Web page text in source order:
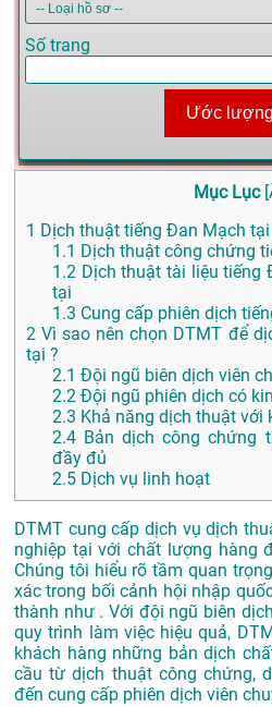
Số trang
Ước
Mục Lục [
1 Dịch thuật tiếng Đan Mạch
1.1 Dịch thuật công chứng
1.2 Dịch thuật tài liệu tiếng
tại
1.3 Cung cấp phiên dịch
2 Vì sao nên chọn DTMT để
tại ?
2.1 Đội ngũ biên dịch viên
2.2 Đội ngũ phiên dịch có
2.3 Khả năng dịch thuật với
2.4 Bản dịch công chứng
đầy đủ
2.5 Dịch vụ linh hoạt
DTMT cung cấp dịch vụ dịch
nghiệp tại với chất lượng hàng
Chúng tôi hiểu rõ tầm quan
xác trong bối cảnh hội nhập
thành như . Với đội ngũ biên
quy trình làm việc hiệu quả,
khách hàng những bản dịch
cầu từ dịch thuật công chứng,
đến cung cấp phiên dịch viên